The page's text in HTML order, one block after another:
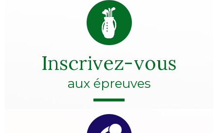
Inscrivez-vous
aux épreuves